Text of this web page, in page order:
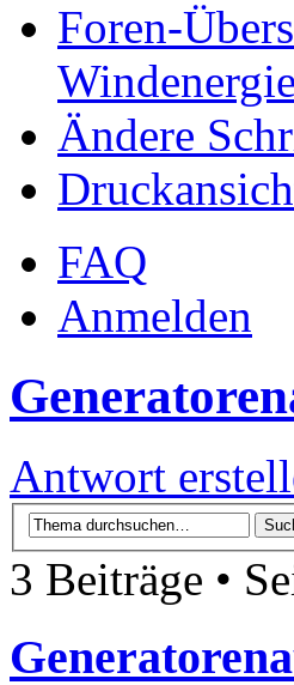
Foren-
Ändere
FAQ
Anmelden
Antwort
3 Beiträge •